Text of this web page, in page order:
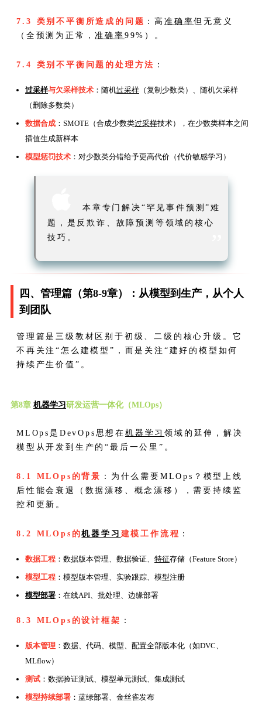
7.3 类别不平衡所造成的问题 ：高准确率但无意义
（全预测为正常，准确率 99%）。
7.4 类别不平衡问题的处理方法 ：
过采样与欠采样技术 ：随机过采样 （复制少数类）、随机欠采样
（删除多数类）
数据合成 ：SMOTE（合成少数类过采样技术），在少数类样本之间
插值生成新样本
模型惩罚技术 ：对少数类分错给予更高代价（代价敏感学习）
本章专门解决“罕见事件预测”难
题，是反欺诈、故障预测等领域的核心
技巧。
四、管理篇（第8-9章）：从模型到生产，从个人
到团队
管理篇是三级教材区别于初级、二级的核心升级。它
不再关注“怎么建模型”，而是关注“建好的模型如何
持续产生价值”。
第8章 机器学习 研发运营一体化（MLOps）
MLOps是DevOps思想在 机器学习领域的延伸，解决
模型从开发到生产的“最后一公里”。
8.1 MLOps的背景 ：为什么需要MLOps？模型上线
后性能会衰退（数据漂移、概念漂移），需要持续监
控和更新。
8.2 MLOps的机器学习 建模工作流程 ：
数据工程 ：数据版本管理、数据验证、 特征存储（Feature Store）
模型工程 ：模型版本管理、实验跟踪、模型注册
模型部署 ：在线API、批处理、边缘部署
8.3 MLOps的设计框架 ：
版本管理 ：数据、代码、模型、配置全部版本化（如DVC、
MLflow）
测试 ：数据验证测试、模型单元测试、集成测试
模型持续部署 ：蓝绿部署、金丝雀发布